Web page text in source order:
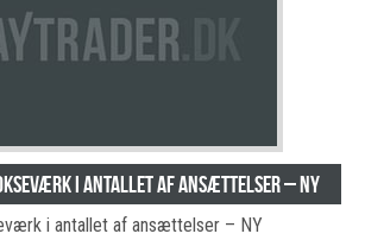
i antallet af ansættelser – NY
i antallet af ansættelser – NY